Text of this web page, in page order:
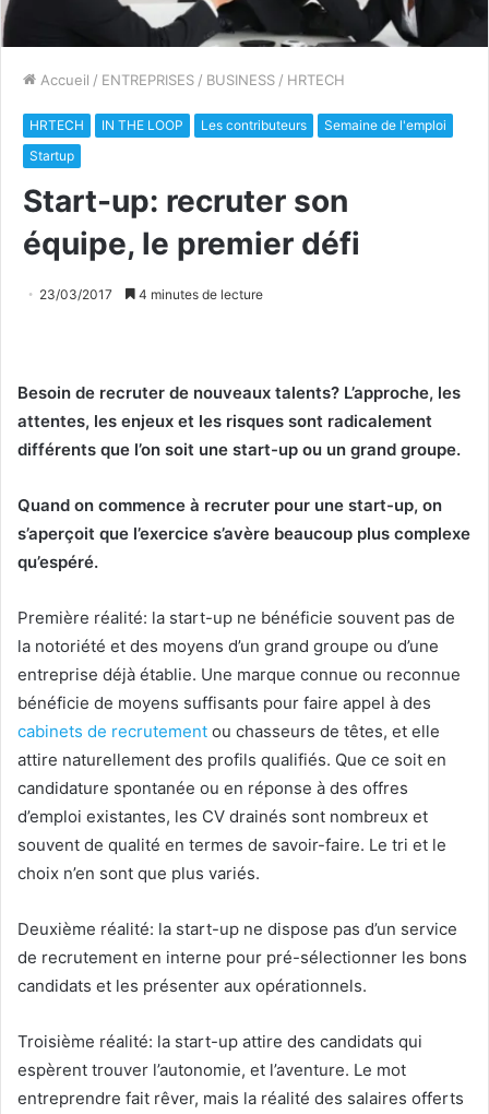
Accueil / ENTREPRISES / BUSINESS / HRTECH
HRTECH IN THE LOOP Les contributeurs
Semaine de l'emploi
Startup
Start-up: recruter son
équipe, le premier défi
23/03/2017 4 minutes de lecture
Besoin de recruter de nouveaux talents? L’approche, les
attentes, les enjeux et les risques sont radicalement
différents que l’on soit une start-up ou un grand groupe.
Quand on commence à recruter pour une start-up, on
s’aperçoit que l’exercice s’avère beaucoup plus complexe
qu’espéré.
Première réalité: la start-up ne bénéficie souvent pas de
la notoriété et des moyens d’un grand groupe ou d’une
entreprise déjà établie. Une marque connue ou reconnue
bénéficie de moyens suffisants pour faire appel à des
cabinets de recrutement ou chasseurs de têtes, et elle
attire naturellement des profils qualifiés. Que ce soit en
candidature spontanée ou en réponse à des offres
d’emploi existantes, les CV drainés sont nombreux et
souvent de qualité en termes de savoir-faire. Le tri et le
choix n’en sont que plus variés.
Deuxième réalité: la start-up ne dispose pas d’un service
de recrutement en interne pour pré-sélectionner les bons
candidats et les présenter aux opérationnels.
Troisième réalité: la start-up attire des candidats qui
espèrent trouver l’autonomie, et l’aventure. Le mot
entreprendre fait rêver, mais la réalité des salaires offerts